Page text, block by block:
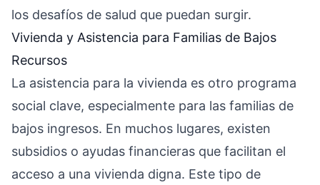
los desafíos de salud que puedan surgir.
Vivienda y Asistencia para Familias de Bajos
Recursos
La asistencia para la vivienda es otro programa
social clave, especialmente para las familias de
bajos ingresos. En muchos lugares, existen
subsidios o ayudas financieras que facilitan el
acceso a una vivienda digna. Este tipo de